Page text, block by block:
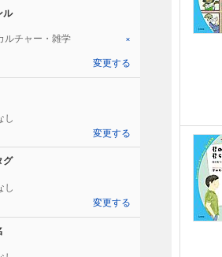
ル
ルチャー・雑学 ×
変更する
し
変更する
グ
し
変更する